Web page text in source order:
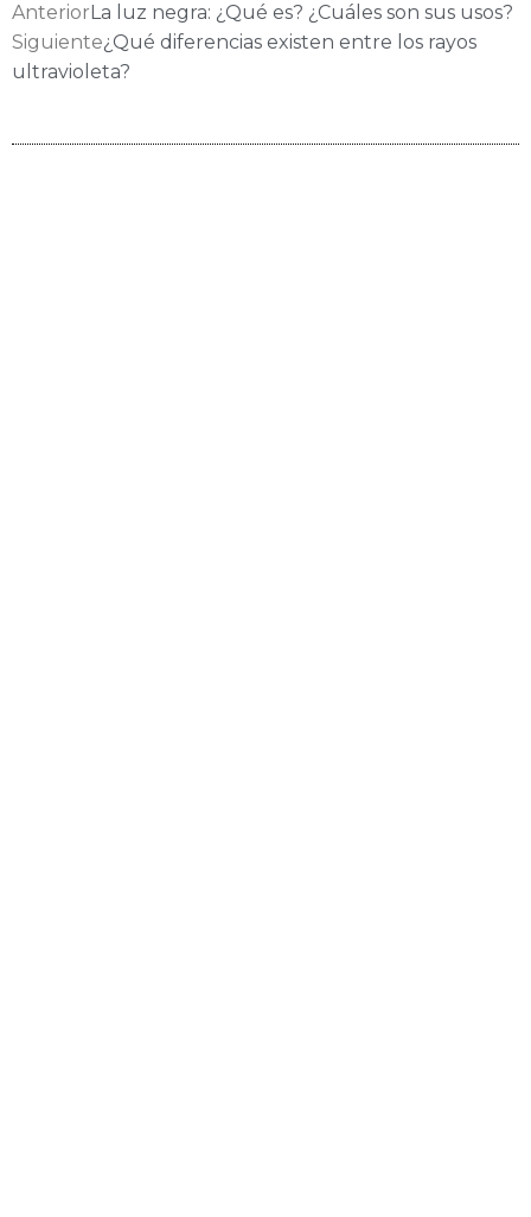
Anterior La luz negra: ¿Qué es? ¿Cuáles son sus usos?
Siguiente¿Qué diferencias existen entre los rayos
ultravioleta?